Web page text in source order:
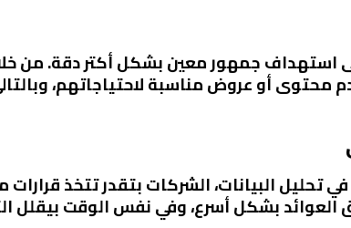
استهداف جمهور معين بشكل أكتر دقة. من
أو عروض مناسبة لاحتياجاتهم،
تحليل البيانات، الشركات بتقدر تتخذ
العوائد بشكل أسرع، وفي نفس الوقت بيقلل